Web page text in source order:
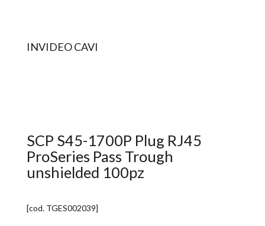
INVIDEO CAVI
SCP S45-1700P Plug RJ45
ProSeries Pass Trough
unshielded 100pz
[cod. TGES002039]